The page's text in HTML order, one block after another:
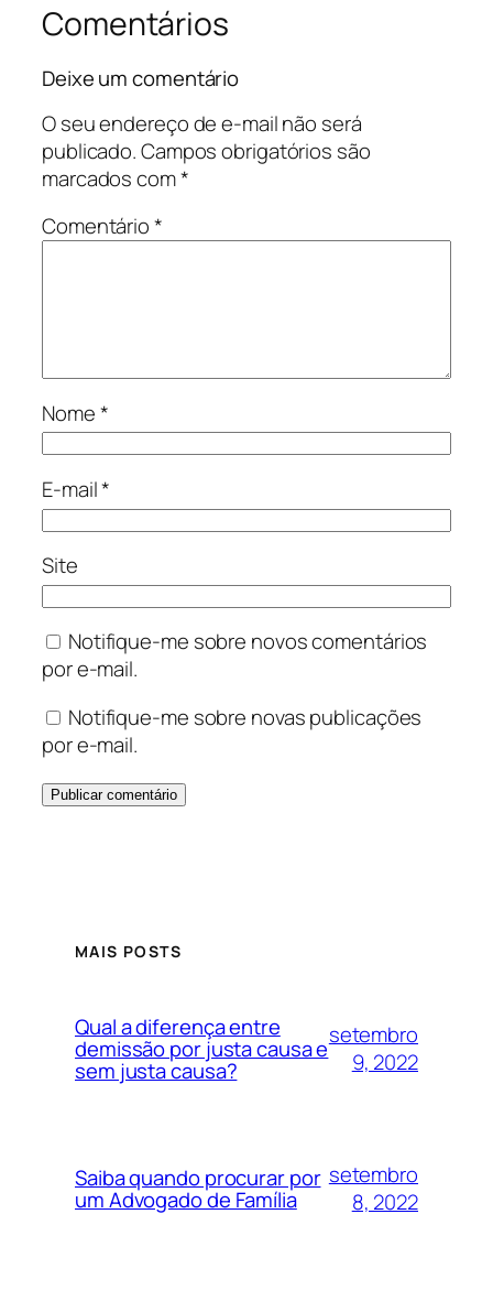
Comentários
Deixe um comentário
O seu endereço de e-mail não será
publicado.Campos obrigatórios são
marcados com*
Comentário*
Nome*
E-mail*
Site
Notifique-me sobre novos comentários
por e-mail.
Notifique-me sobre novas publicações
por e-mail.
MAIS POSTS
Qual a diferença entre
demissão por justa causa e
sem justa causa?
setembro
9, 2022
Saiba quando procurar por
um Advogado de Família
setembro
8, 2022